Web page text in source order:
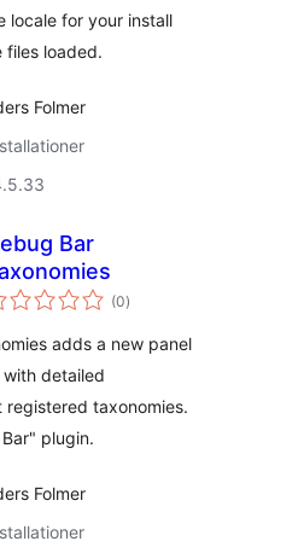
locale for your install
files loaded.
Folmer
Bar
(0totale
bedømmelser
)
adds a new panel
detailed
registered taxonomies.
plugin.
Folmer